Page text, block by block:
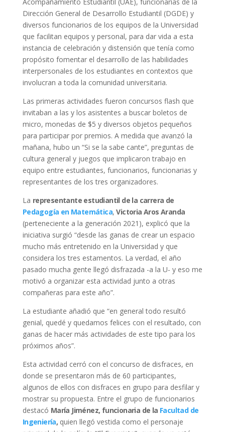
Acompañamiento Estudiantil (UAE), funcionarias de la
Dirección General de Desarrollo Estudiantil (DGDE) y
diversos funcionarios de los equipos de la Universidad
que facilitan equipos y personal, para dar vida a esta
instancia de celebración y distensión que tenía como
propósito fomentar el desarrollo de las habilidades
interpersonales de los estudiantes en contextos que
involucran a toda la comunidad universitaria.
Las primeras actividades fueron concursos flash que
invitaban a las y los asistentes a buscar boletos de
micro, monedas de $5 y diversos objetos pequeños
para participar por premios. A medida que avanzó la
mañana, hubo un “Si se la sabe cante”, preguntas de
cultura general y juegos que implicaron trabajo en
equipo entre estudiantes, funcionarios, funcionarias y
representantes de los tres organizadores.
La representante estudiantil de la carrera de
Pedagogía en Matemática, Victoria Aros Aranda
(perteneciente a la generación 2021), explicó que la
iniciativa surgió “desde las ganas de crear un espacio
mucho más entretenido en la Universidad y que
considera los tres estamentos. La verdad, el año
pasado mucha gente llegó disfrazada -a la U- y eso me
motivó a organizar esta actividad junto a otras
compañeras para este año”.
La estudiante añadió que “en general todo resultó
genial, quedé y quedamos felices con el resultado, con
ganas de hacer más actividades de este tipo para los
próximos años”.
Esta actividad cerró con el concurso de disfraces, en
donde se presentaron más de 60 participantes,
algunos de ellos con disfraces en grupo para desfilar y
mostrar su propuesta. Entre el grupo de funcionarios
destacó María Jiménez, funcionaria de la Facultad de
Ingeniería, quien llegó vestida como el personaje